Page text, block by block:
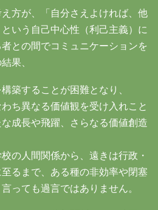
方が、「自分さえよければ、他
いう自己中心性（利己主義）に
との間でコミュニケーションを
果、
築することが困難となり、
ち異なる価値観を受け入れこと
成長や飛躍、さらなる価値創造
の人間関係から、遠きは行政・
るまで、ある種の非効率や閉塞
っても過言ではありません。